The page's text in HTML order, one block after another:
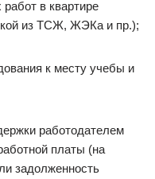
в квартире
из ТСЖ, ЖЭКа и пр.);
к месту учебы и
работодателем
платы (на
задолженность